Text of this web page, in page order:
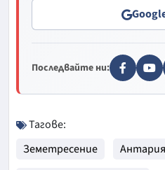
Последвайте ни:
Тагове:
Земетресение
Антария